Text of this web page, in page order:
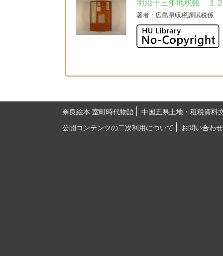
明治十三年地税帳 １
著者 : 広島県収税課賦税係
奈良絵本 室町時代物語
中国五県土地・租税資料
公開コンテンツの二次利用について
お問い合わせ